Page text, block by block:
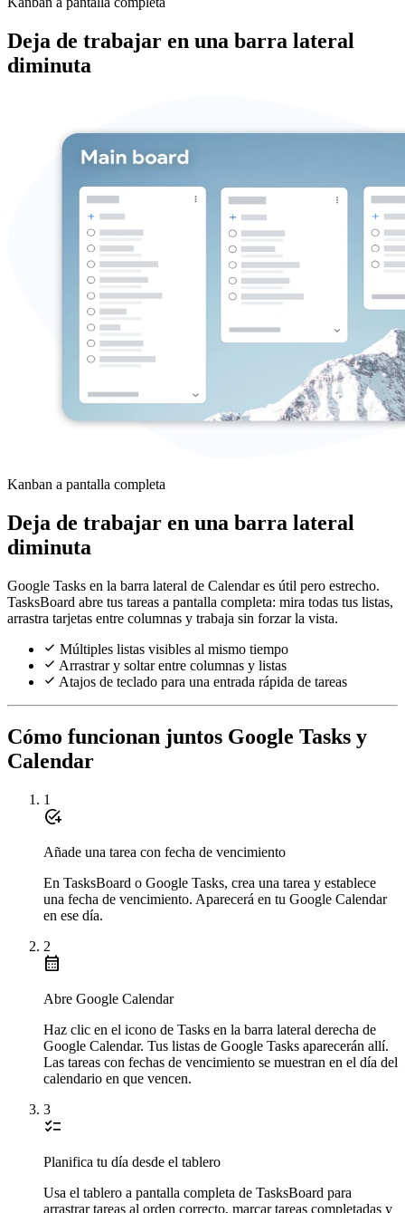
Deja de trabajar en una barra lateral
diminuta
Kanban a pantalla completa
Deja de trabajar en una barra lateral
diminuta
Google Tasks en la barra lateral de Calendar es útil pero estrecho.
TasksBoard abre tus tareas a pantalla completa: mira todas tus listas,
arrastra tarjetas entre columnas y trabaja sin forzar la vista.
Múltiples listas visibles al mismo tiempo
Arrastrar y soltar entre columnas y listas
Atajos de teclado para una entrada rápida de tareas
Cómo funcionan juntos Google Tasks y
Calendar
1
add_task
Añade una tarea con fecha de vencimiento
En TasksBoard o Google Tasks, crea una tarea y establece
una fecha de vencimiento. Aparecerá en tu Google Calendar
en ese día.
2
calendar_month
Abre Google Calendar
Haz clic en el icono de Tasks en la barra lateral derecha de
Google Calendar. Tus listas de Google Tasks aparecerán allí.
Las tareas con fechas de vencimiento se muestran en el día del
calendario en que vencen.
3
checklist
Planifica tu día desde el tablero
Usa el tablero a pantalla completa de TasksBoard para
arrastrar tareas al orden correcto, marcar tareas completadas y